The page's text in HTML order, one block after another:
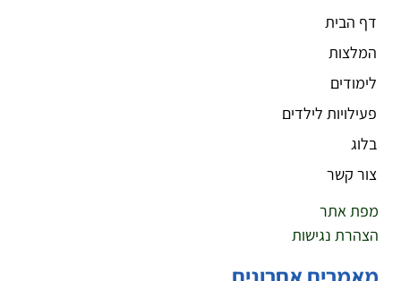
דף הבית
המלצות
לימודים
פעילויות לילדים
בלוג
צור קשר
מפת אתר
הצהרת נגישות